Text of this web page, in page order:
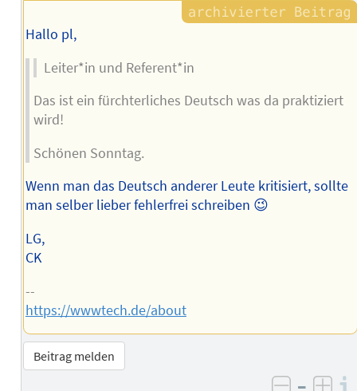
Hallo pl,
Leiter*in und Referent*in
Das ist ein fürchterliches Deutsch was da praktiziert
wird!
Schönen Sonntag.
Wenn man das Deutsch anderer Leute kritisiert, sollte
man selber lieber fehlerfrei schreiben 😉
LG,
CK
--
https://wwwtech.de/about
Beitrag melden
–